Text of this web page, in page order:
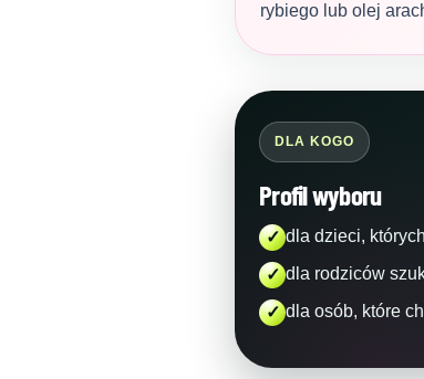
rybiego lub olej
DLA KOGO
Profil wyboru
✓ dla dzieci,
✓ dla rodziców
✓ dla osób, które